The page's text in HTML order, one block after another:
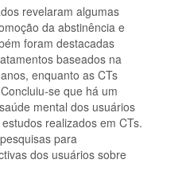
revelaram algumas
da abstinência e
foram destacadas
baseados na
enquanto as CTs
se que há um
mental dos usuários
realizados em CTs.
para
dos usuários sobre